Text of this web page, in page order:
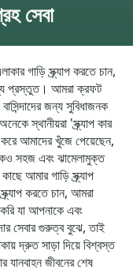
সেবা
গাড়ি স্ক্র্যাপ করতে চান,
প্রস্তুত। আমরা ক্রফট
জন্য সুবিধাজনক
স্থানীয়রা 'স্ক্র্যাপ কার
আমাদের খুঁজে পেয়েছেন,
সহজ এবং ঝামেলামুক্ত
আমার গাড়ি স্ক্র্যাপ
করতে চান, আমরা
করি যা আপনাকে এবং
সেবার গুরুত্ব বুঝে, তাই
দ্রুত সাড়া দিয়ে বিশ্বস্ত
যানবাহন জীবনের শেষ